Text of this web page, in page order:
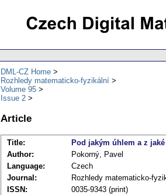
DML-CZ Home
Rozhledy matematicko-fyzikální
Volume 95
Issue 2
Article
Title:
Pod jakým úhlem a z
Author:
Pokorný, Pavel
Language:
Czech
Journal:
Rozhledy matematicko-
ISSN:
0035-9343 (print)